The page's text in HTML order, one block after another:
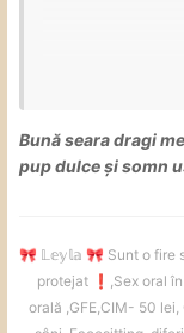
Dacă dați
rog să
vreau să
Bună seara dragi
pup dulce și somn
🎀 𝕃𝕖𝕪𝕝𝕒 🎀 Sunt o fire
protejat
❗ ️,Sex oral
orală ,GFE,CIM- 50